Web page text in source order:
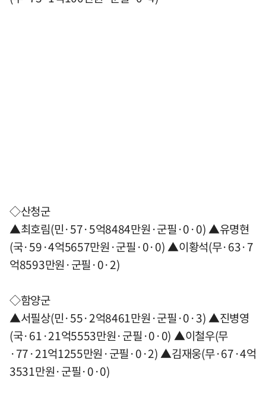
◇산청군
▲최호림(민·57·5억8484만원·군필·0·0) ▲유명현
(국·59·4억5657만원·군필·0·0) ▲이황석(무·63·7
억8593만원·군필·0·2)
◇함양군
▲서필상(민·55·2억8461만원·군필·0·3) ▲진병영
(국·61·21억5553만원·군필·0·0) ▲이철우(무
·77·21억1255만원·군필·0·2) ▲김재웅(무·67·4억
3531만원·군필·0·0)